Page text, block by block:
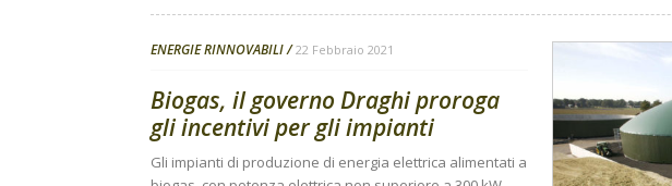
ENERGIE RINNOVABILI 22 Febbraio 2021
Biogas, il governo Draghi proroga
gli incentivi per gli impianti
Gli impianti di produzione di energia elettrica alimentati a